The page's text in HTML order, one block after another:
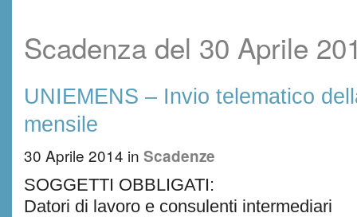
Scadenza del 30 Aprile
UNIEMENS – Invio telematico
mensile
30 Aprile 2014 in Scadenze
SOGGETTI OBBLIGATI:
Datori di lavoro e consulenti intermediari